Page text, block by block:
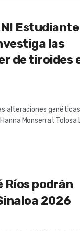
las
de tiroides
alteraciones genéticas
Monserrat Tolosa
Ríos podrán
2026